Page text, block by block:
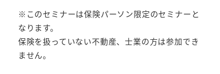
※このセミナーは保険パーソン限定のセミナーと
なります。
保険を扱っていない不動産、士業の方は参加でき
ません。